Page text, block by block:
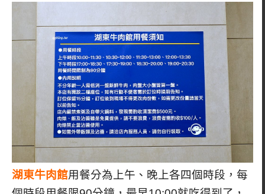
湖東牛肉館用餐分為上午、晚上各四個時段，每